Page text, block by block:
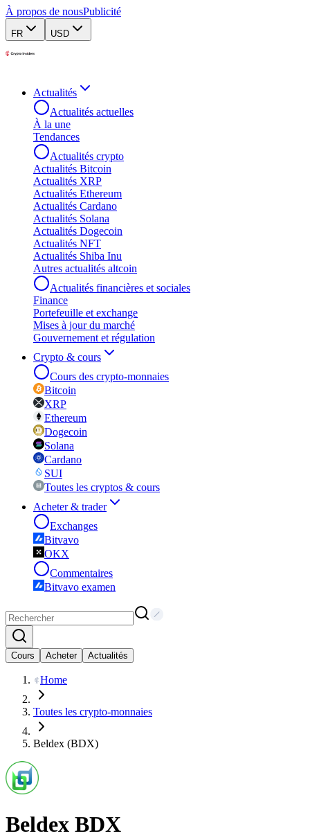
À propos de nousPublicité
FR USD
Actualités
Actualités actuelles
À la une
Tendances
Actualités crypto
Actualités Bitcoin
Actualités XRP
Actualités Ethereum
Actualités Cardano
Actualités Solana
Actualités Dogecoin
Actualités NFT
Actualités Shiba Inu
Autres actualités altcoin
Actualités financières et sociales
Finance
Portefeuille et exchange
Mises à jour du marché
Gouvernement et régulation
Crypto & cours
Cours des crypto-monnaies
Bitcoin
XRP
Ethereum
Dogecoin
Solana
Cardano
SUI
Toutes les cryptos & cours
Acheter & trader
Exchanges
Bitvavo
OKX
Commentaires
Bitvavo examen
Cours Acheter Actualités
Home
Toutes les crypto-monnaies
Beldex (BDX)
Beldex BDX